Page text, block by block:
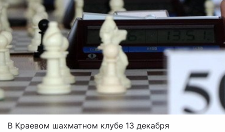
В Краевом шахматном клубе 13 декабря